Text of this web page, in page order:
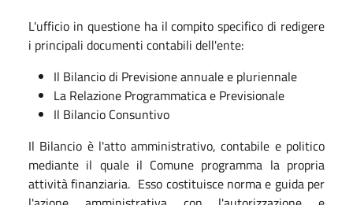
L'ufficio in questione ha il compito specifico di redigere
i principali documenti contabili dell'ente:
Il Bilancio di Previsione annuale e pluriennale
La Relazione Programmatica e Previsionale
Il Bilancio Consuntivo
Il Bilancio è l'atto amministrativo, contabile e politico
mediante il quale il Comune programma la propria
attività finanziaria. Esso costituisce norma e guida per